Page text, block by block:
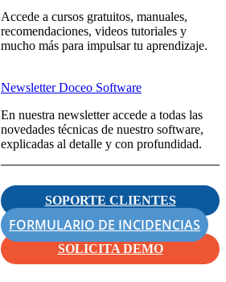
Accede a cursos gratuitos, manuales,
recomendaciones, videos tutoriales y
mucho más para impulsar tu aprendizaje.
Newsletter Doceo Software
En nuestra newsletter accede a todas las
novedades técnicas de nuestro software,
explicadas al detalle y con profundidad.
SOPORTE CLIENTES
FORMULARIO DE INCIDENCIAS
SOLICITA DEMO